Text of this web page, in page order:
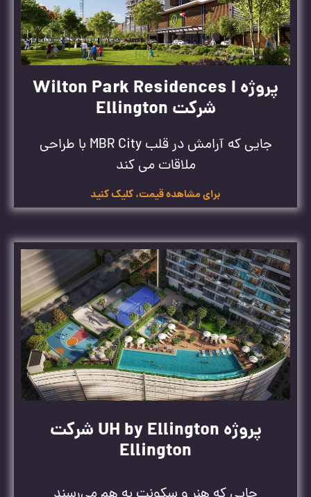
پروژه Wilton Park Residences I
شرکت Ellington
جایی که آرامش در قلب MBR City با طراحی
ملاقات می کند
برای مشاهده قیمت، کلیک کنید
پروژه UH by Ellington شرکت
Ellington